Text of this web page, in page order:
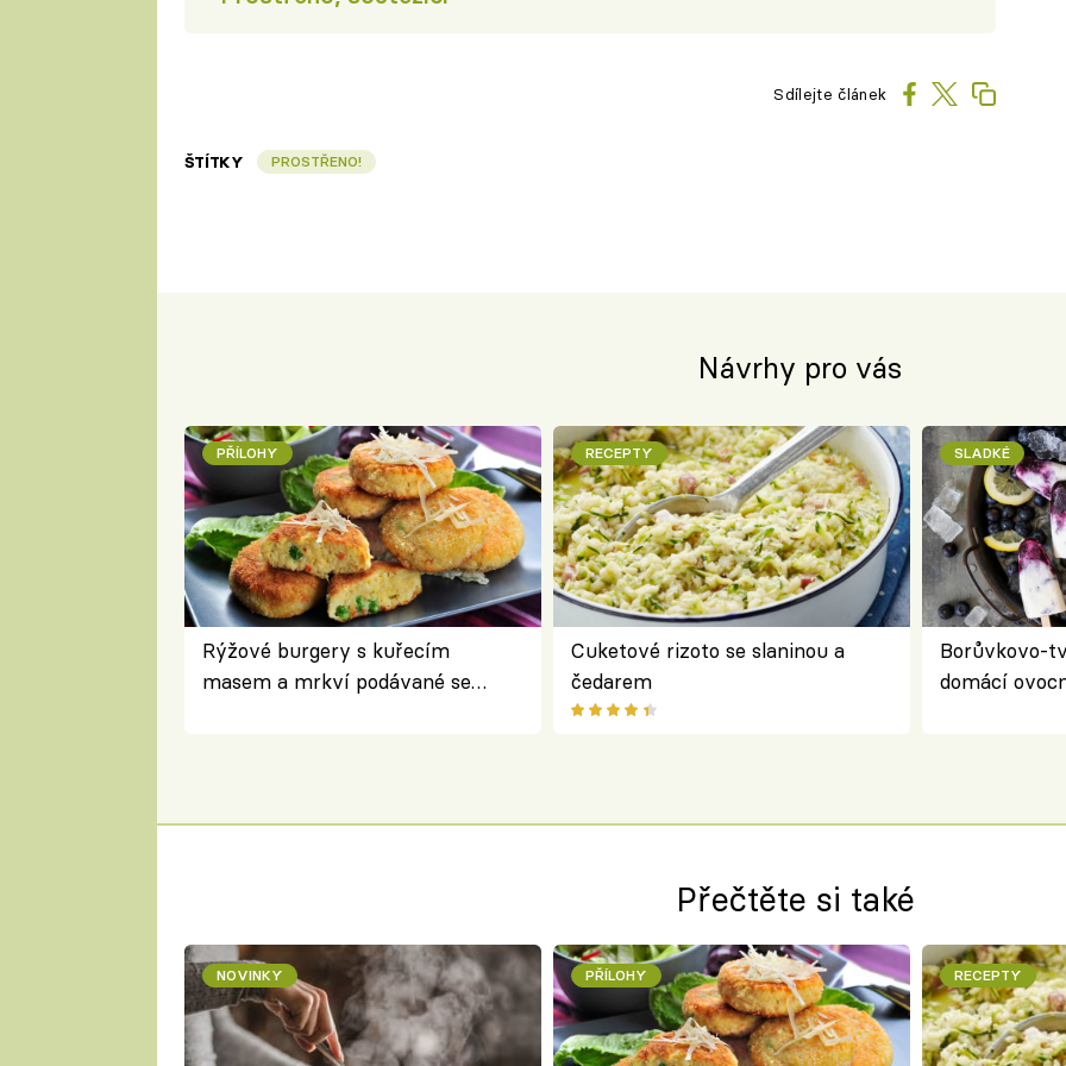
Sdílejte článek
ŠTÍTKY PROSTŘENO!
Návrhy pro vás
PŘÍLOHY
Rýžové burgery s kuřecím
masem a mrkví podávané se
RECEPTY
Cuketové rizoto se slaninou a
čedarem
SLADKÉ
Borůvkovo-
domácí
Přečtěte si také
NOVINKY PŘÍLOHY RECEPTY